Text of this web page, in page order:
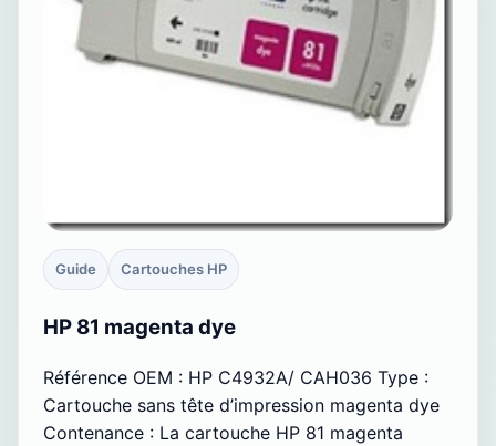
Guide Cartouches HP
HP 81 magenta dye
Référence OEM : HP C4932A/ CAH036 Type :
Cartouche sans tête d’impression magenta dye
Contenance : La cartouche HP 81 magenta